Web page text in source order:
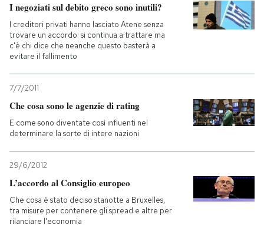
I negoziati sul debito greco sono inutili?
I creditori privati hanno lasciato Atene senza
trovare un accordo: si continua a trattare ma
c'è chi dice che neanche questo basterà a
evitare il fallimento
7/7/2011
Che cosa sono le agenzie di rating
E come sono diventate così influenti nel
determinare la sorte di intere nazioni
29/6/2012
L’accordo al Consiglio europeo
Che cosa è stato deciso stanotte a Bruxelles,
tra misure per contenere gli spread e altre per
rilanciare l'economia